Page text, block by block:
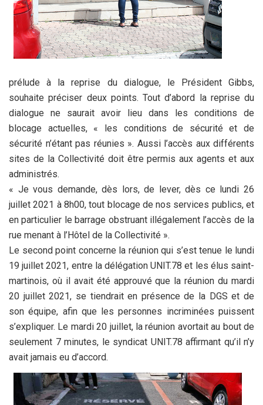
prélude à la reprise du dialogue, le Président Gibbs,
souhaite préciser deux points. Tout d’abord la reprise du
dialogue ne saurait avoir lieu dans les conditions de
blocage actuelles, « les conditions de sécurité et de
sécurité n’étant pas réunies ». Aussi l’accès aux différents
sites de la Collectivité doit être permis aux agents et aux
administrés.
« Je vous demande, dès lors, de lever, dès ce lundi 26
juillet 2021 à 8h00, tout blocage de nos services publics, et
en particulier le barrage obstruant illégalement l’accès de la
rue menant à l’Hôtel de la Collectivité ».
Le second point concerne la réunion qui s’est tenue le lundi
19 juillet 2021, entre la délégation UNIT.78 et les élus saint-
martinois, où il avait été approuvé que la réunion du mardi
20 juillet 2021, se tiendrait en présence de la DGS et de
son équipe, afin que les personnes incriminées puissent
s’expliquer. Le mardi 20 juillet, la réunion avortait au bout de
seulement 7 minutes, le syndicat UNIT.78 affirmant qu’il n’y
avait jamais eu d’accord.